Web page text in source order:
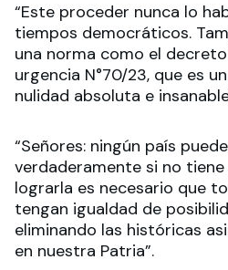
“Este proceder nunca lo
tiempos democráticos.
una norma como el
urgencia N°70/23, que es
nulidad absoluta e
“Señores: ningún país
verdaderamente si no tiene
lograrla es necesario que
tengan igualdad de
eliminando las históricas
en nuestra Patria”.